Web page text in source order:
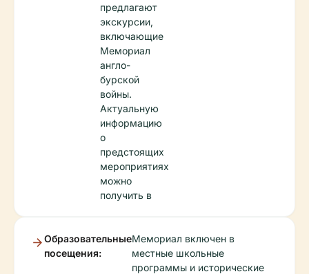
предлагают
экскурсии,
включающие
Мемориал
англо-
бурской
войны.
Актуальную
информацию
о
предстоящих
мероприятиях
можно
получить в
Образовательные
посещения:
Мемориал включен в
местные школьные
программы и исторические